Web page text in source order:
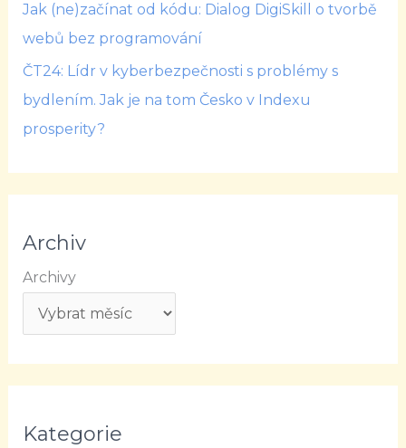
Jak (ne)začínat od kódu: Dialog DigiSkill o tvorbě
webů bez programování
ČT24: Lídr v kyberbezpečnosti s problémy s
bydlením. Jak je na tom Česko v Indexu
prosperity?
Archiv
Archivy
Kategorie